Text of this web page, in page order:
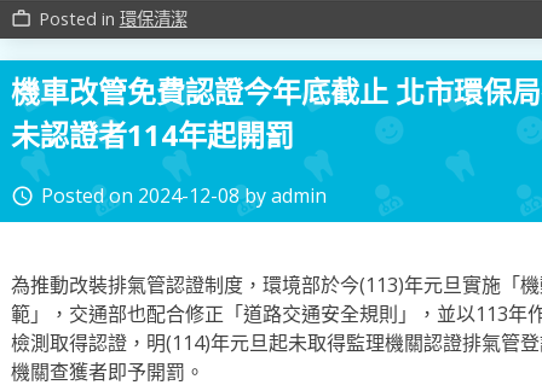
work_outline Posted in 環保清潔
機車改管免費認證今年底截止 北市環保
未認證者114年起開罰
access_time Posted on 2024-12-08byadmin
為推動改裝排氣管認證制度，環境部於今(113)年元旦實施「
範」，交通部也配合修正「道路交通安全規則」，並以113年
檢測取得認證，明(114)年元旦起未取得監理機關認證排氣管
機關查獲者即予開罰。